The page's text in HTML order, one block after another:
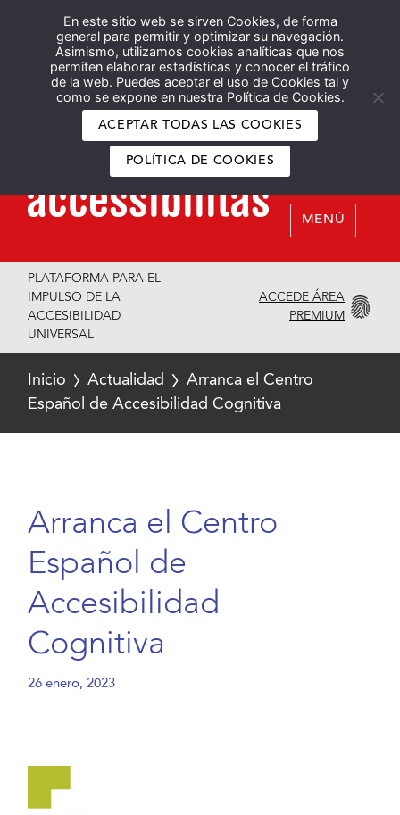
En este sitio web se sirven Cookies, de forma
general para permitir y optimizar su navegación.
Asimismo, utilizamos cookies analíticas que nos
permiten elaborar estadísticas y conocer el tráfico
de la web. Puedes aceptar el uso de Cookies tal y
como se expone en nuestra Política de Cookies.
ACEPTAR TODAS LAS COOKIES
POLÍTICA DE COOKIES
Español English
MENÚ
PLATAFORMA PARA EL
IMPULSO DE LA
ACCESIBILIDAD
UNIVERSAL
ACCEDE ÁREA
PREMIUM
Inicio Actualidad
Arranca el Centro
Español de Accesibilidad Cognitiva
Arranca el Centro
Español de
Accesibilidad
Cognitiva
26 enero, 2023